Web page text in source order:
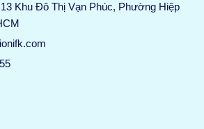
Khu Đô Thị Vạn Phúc, Phường Hiệp